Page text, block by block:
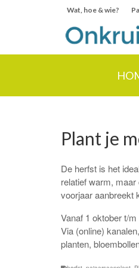
Wat, hoe & wie?
Plant je
De herfst is het
relatief warm, maar
voorjaar aanbreekt
Vanaf 1 oktober t/
Via (online)
planten,